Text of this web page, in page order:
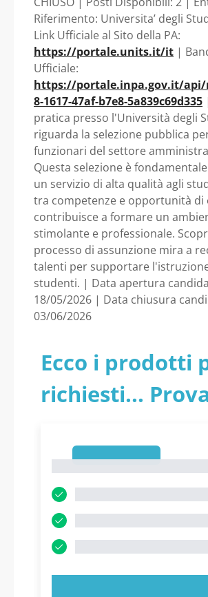
Universita’
Studi di
Riferimento: Universita’ degli
Link Ufficiale al Sito della PA:
https://portale.units.it/it |
Ufficiale:
https://portale.inpa.gov.it/api/
8-1617-47af-b7e8-5a839c69d335
pratica presso l'Università degli
riguarda la selezione pubblica
funzionari del settore
Questa selezione è
un servizio di alta qualità agli
tra competenze e opportunità di
contribuisce a formare un
stimolante e professionale.
processo di assunzione mira a
talenti per supportare
studenti. | Data apertura
18/05/2026 | Data chiusura
03/06/2026
Ecco i prodotti
richiesti...